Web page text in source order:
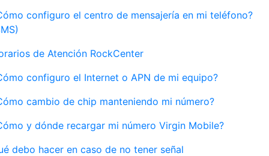
configuro el centro de mensajería en mi teléfono?
de Atención RockCenter
configuro el Internet o APN de mi equipo?
cambio de chip manteniendo mi número?
y dónde recargar mi número Virgin Mobile?
debo hacer en caso de no tener señal